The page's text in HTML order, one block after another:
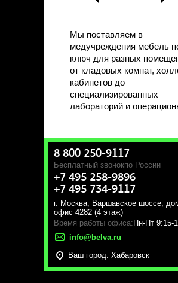
Мы поставляем в
медучреждения мебель
ключ для разных
от кладовых комнат,
кабинетов до
специализированных
лабораторий и
8 800 250-9117
Бесплатный звонокпо России
+7 495 258-9896
+7 495 734-9117
г. Москва, Варшавское шоссе,
офис 4282 (4 этаж)
Время работы офиса: Пн-Пт
info@belva.ru
Ваш город: Хабаровск